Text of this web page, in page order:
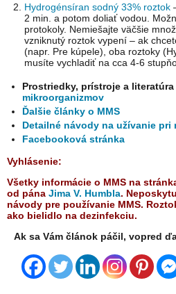
Hydrogénsíran sodný 33% roztok
2 min. a potom doliať vodou.
protokoly. Nemiešajte väčšie
vzniknutý roztok vypení – ak
(napr. Pre kúpele), oba roztoky
musíte vychladiť na cca 4-6
Prostriedky, prístroje a
mikroorganizmov
Ďalšie články o MMS
Detailné návody na užívanie pri
Facebooková stránka
Vyhlásenie:
Všetky informácie o MMS na
od pána Jima V. Humbla.
návody pre používanie MMS.
ako bielidlo na dezinfekciu.
Ak sa Vám článok páčil, vopred